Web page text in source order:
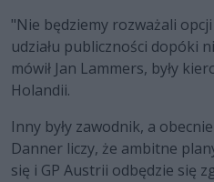
"Nie będziemy rozważali
udziału publiczności dopóki
mówił Jan Lammers, były
Holandii.
Inny były zawodnik, a
Danner liczy, że ambitne
się i GP Austrii odbędzie się